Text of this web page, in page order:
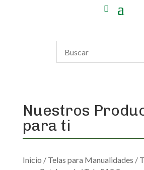
Nuestros
para ti
Inicio / Telas para Manualidades /